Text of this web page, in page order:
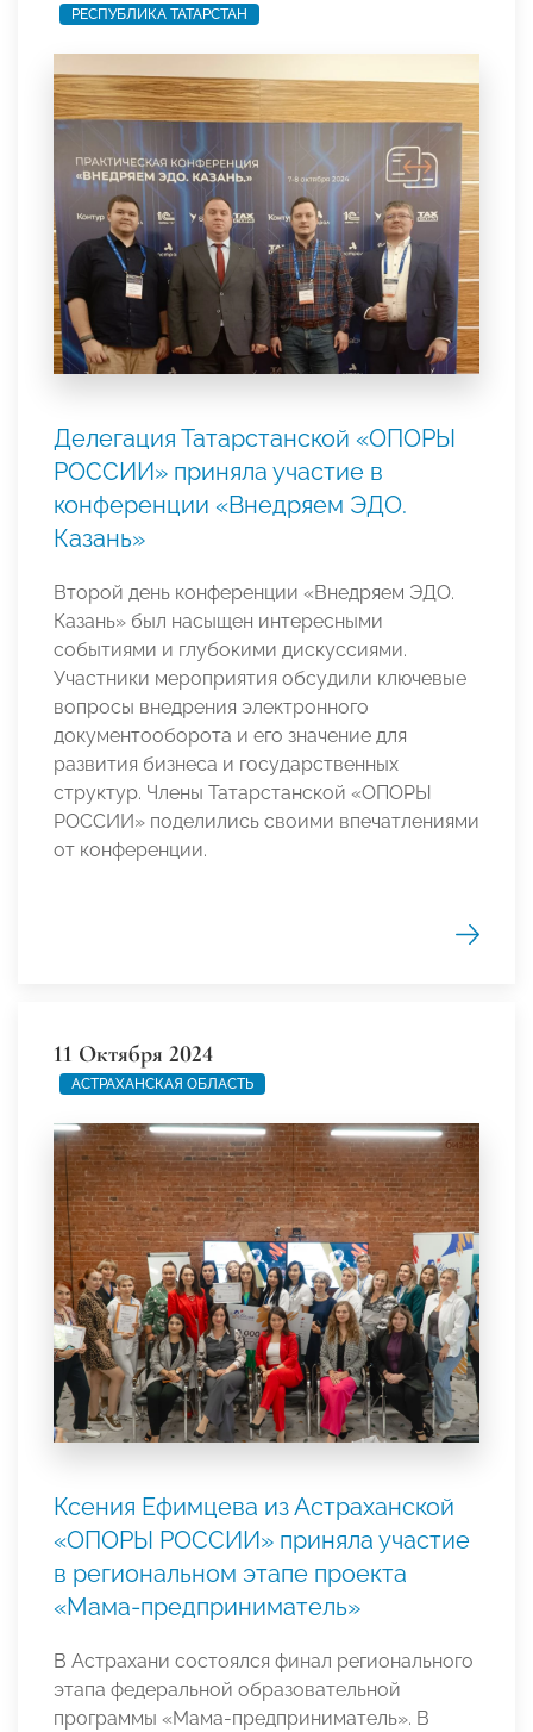
РЕСПУБЛИКА ТАТАРСТАН
Делегация Татарстанской «ОПОРЫ
РОССИИ» приняла участие в
конференции «Внедряем ЭДО.
Казань»
Второй день конференции «Внедряем ЭДО.
Казань» был насыщен интересными
событиями и глубокими дискуссиями.
Участники мероприятия обсудили ключевые
вопросы внедрения электронного
документооборота и его значение для
развития бизнеса и государственных
структур. Члены Татарстанской «ОПОРЫ
РОССИИ» поделились своими впечатлениями
от конференции.
11 Октября 2024
АСТРАХАНСКАЯ ОБЛАСТЬ
Ксения Ефимцева из Астраханской
«ОПОРЫ РОССИИ» приняла участие
в региональном этапе проекта
«Мама-предприниматель»
В Астрахани состоялся финал регионального
этапа федеральной образовательной
программы «Мама-предприниматель». В